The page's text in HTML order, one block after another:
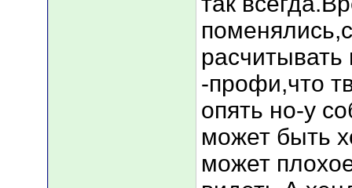
расчитывать
-профи,что
опять но-у
может быть
может